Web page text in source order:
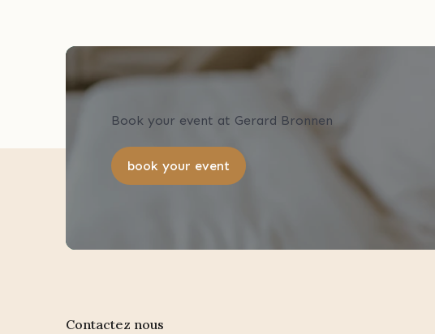
Book your event at Gerard Bronnen
book your event
Contactez nous